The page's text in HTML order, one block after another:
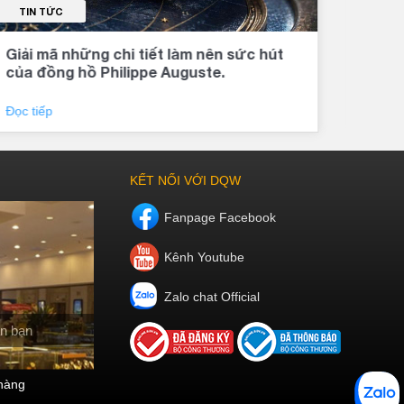
xét cân đối giữa
tốt.
hiệu và địa
đồng hồ nữ
mình.
TIN TỨC
Giải mã những chi tiết làm nên sức hút
của đồng hồ Philippe Auguste.
Đọc tiếp
bạn
KẾT NỐI VỚI DQW
Fanpage Facebook
Kênh Youtube
Zalo chat Official